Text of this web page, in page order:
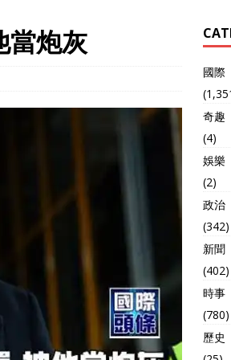
當炮灰
國際
奇趣
(4)
娛樂
(2)
政治
(342)
新聞
(402)
時事
(780)
歷史